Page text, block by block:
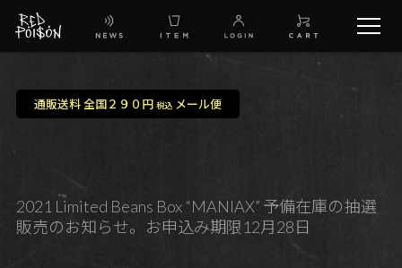
FB
通販送料 全国２９０円 税込メール便
2021 Limited Beans Box “MANIAX” 予備在庫の抽選
販売のお知らせ。お申込み期限12月28日